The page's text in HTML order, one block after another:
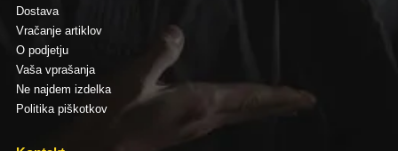
Dostava
Vračanje artiklov
O podjetju
Vaša vprašanja
Ne najdem izdelka
Politika piškotkov